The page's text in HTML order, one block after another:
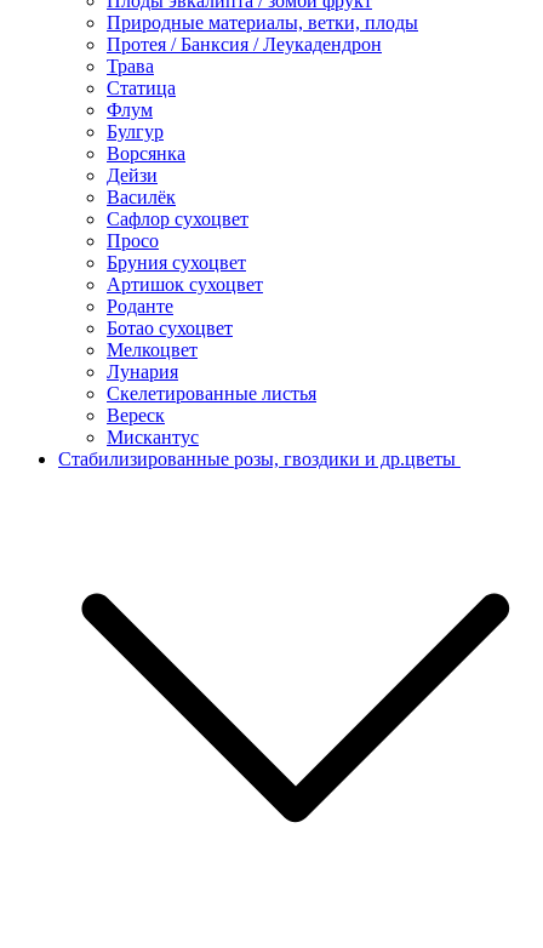
Природные материалы, ветки, плоды
Протея / Банксия / Леукадендрон
Трава
Статица
Флум
Булгур
Ворсянка
Дейзи
Василёк
Сафлор сухоцвет
Просо
Бруния сухоцвет
Артишок сухоцвет
Роданте
Ботао сухоцвет
Мелкоцвет
Лунария
Скелетированные листья
Вереск
Мискантус
Стабилизированные розы, гвоздики и др.цветы